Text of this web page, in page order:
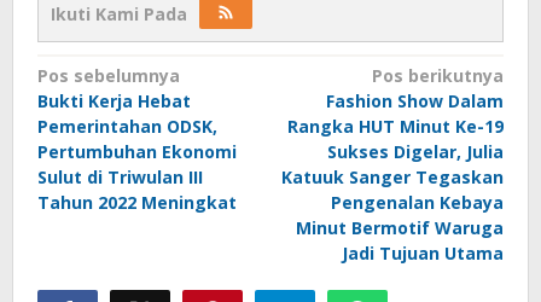
Ikuti Kami Pada
Navigasi
pos
Pos sebelumnya
Bukti Kerja Hebat
Pemerintahan ODSK,
Pertumbuhan Ekonomi
Sulut di Triwulan III
Tahun 2022 Meningkat
Pos berikutnya
Fashion Show Dalam
Rangka HUT Minut Ke-19
Sukses Digelar, Julia
Katuuk Sanger Tegaskan
Pengenalan Kebaya
Minut Bermotif Waruga
Jadi Tujuan Utama